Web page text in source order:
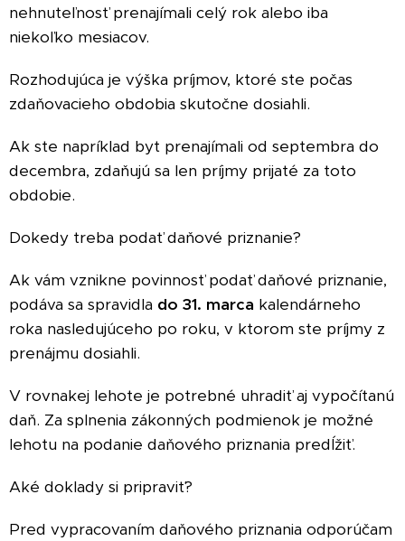
nehnuteľnosť prenajímali celý rok alebo iba
niekoľko mesiacov.
Rozhodujúca je výška príjmov, ktoré ste počas
zdaňovacieho obdobia skutočne dosiahli.
Ak ste napríklad byt prenajímali od septembra do
decembra, zdaňujú sa len príjmy prijaté za toto
obdobie.
Dokedy treba podať daňové priznanie?
Ak vám vznikne povinnosť podať daňové priznanie,
podáva sa spravidla do 31. marca kalendárneho
roka nasledujúceho po roku, v ktorom ste príjmy z
prenájmu dosiahli.
V rovnakej lehote je potrebné uhradiť aj vypočítanú
daň. Za splnenia zákonných podmienok je možné
lehotu na podanie daňového priznania predĺžiť.
Aké doklady si pripraviť?
Pred vypracovaním daňového priznania odporúčam